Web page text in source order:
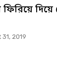
2019